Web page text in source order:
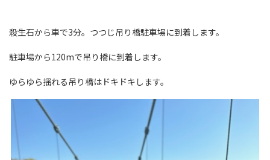
殺生石から車で3分。つつじ吊り橋駐車場に到着します。
駐車場から120mで吊り橋に到着します。
ゆらゆら揺れる吊り橋はドキドキします。